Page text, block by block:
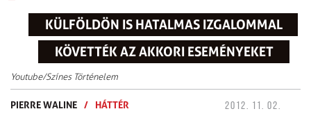
KÜLFÖLDÖN IS HATALMAS IZGALOMMAL
KÖVETTÉK AZ AKKORI ESEMÉNYEKET
Youtube/Színes Történelem
PIERRE WALINE / HÁTTÉR 2012. 11. 02.